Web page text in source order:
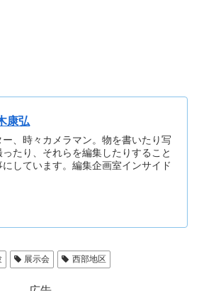
康弘
ー、時々カメラマン。物を書いたり写
ったり、それらを編集したりすること
にしています。編集企画室インサイド
展示会 西部地区